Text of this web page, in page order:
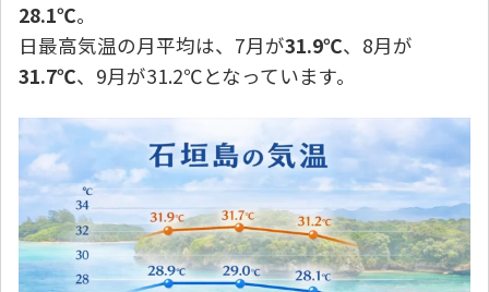
28.1℃。
日最高気温の月平均は、7月が31.9℃、8月が
31.7℃、9月が31.2℃となっています。